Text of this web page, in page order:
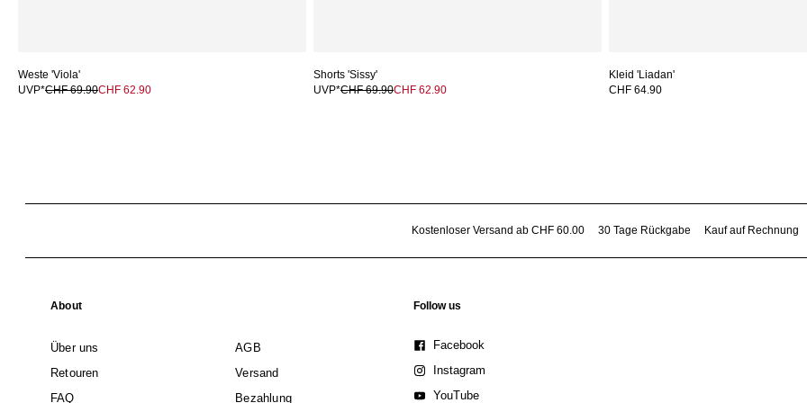
Weste 'Viola'
UVP*CHF 69.90CHF 62.90
Shorts 'Sissy'
UVP*CHF 69.90CHF 62.90
Kleid 'Liadan'
CHF 64.90
Kostenloser Versand ab CHF 60.00 30 Tage Rückgabe Kauf auf Rechnung
About
Über uns
AGB
Retouren
Versand
FAQ
Bezahlung
Follow us
Facebook
Instagram
YouTube